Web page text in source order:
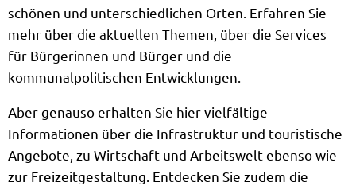
schönen und unterschiedlichen Orten. Erfahren Sie
mehr über die aktuellen Themen, über die Services
für Bürgerinnen und Bürger und die
kommunalpolitischen Entwicklungen.
Aber genauso erhalten Sie hier vielfältige
Informationen über die Infrastruktur und touristische
Angebote, zu Wirtschaft und Arbeitswelt ebenso wie
zur Freizeitgestaltung. Entdecken Sie zudem die